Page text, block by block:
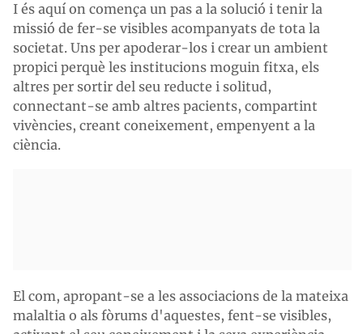
I és aquí on comença un pas a la solució i tenir la
missió de fer-se visibles acompanyats de tota la
societat. Uns per apoderar-los i crear un ambient
propici perquè les institucions moguin fitxa, els
altres per sortir del seu reducte i solitud,
connectant-se amb altres pacients, compartint
vivències, creant coneixement, empenyent a la
ciència.
El com, apropant-se a les associacions de la mateixa
malaltia o als fòrums d'aquestes, fent-se visibles,